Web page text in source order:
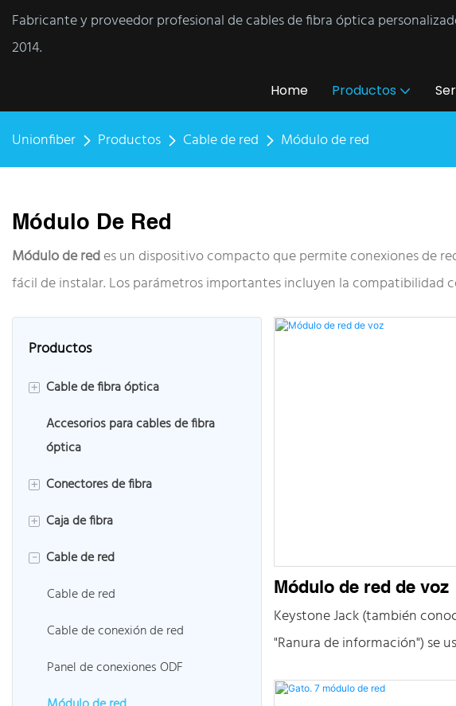
Fabricante y proveedor profesional de cables de fibra óptica
2014.
Home Productos
Unionfiber Productos Cable de red Módulo de red
Módulo De Red
Módulo de redes un dispositivo compacto que permite conexiones de
fácil de instalar. Los parámetros importantes incluyen la compatibilidad
Productos
+ Cable de fibra óptica
Cable de fibra exterior
Cable de fibra interior
Cable de fibra blindado
Accesorios para cables de fibra
óptica
+ Conectores de fibra
Cable de conexión de fibra
Coleta de fibra
Divisor de fibra óptica
Adaptador de fibra
+ Caja de fibra
Caja de protección de fibra
Caja de rosetas de fibra
Caja de distribución de fibra
Cierre de junta de fibra
- Cable de red
Cable de red
Cable de conexión de red
Panel de conexiones ODF
Módulo de red de voz
Keystone Jack (también
"Ranura de información") se
dispositivos y espacios de